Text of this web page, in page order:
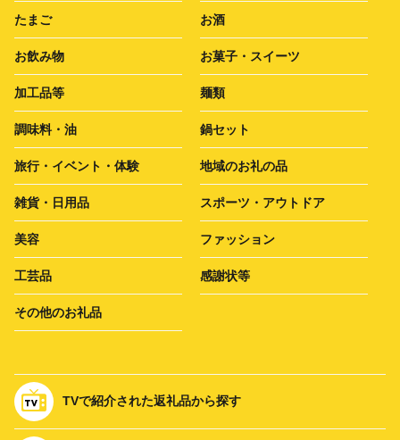
たまご お酒
お飲み物 お菓子・スイーツ
加工品等 麺類
調味料・油 鍋セット
旅行・イベント・体験 地域のお礼の品
雑貨・日用品 スポーツ・アウトドア
美容 ファッション
工芸品 感謝状等
その他のお礼品
TVで紹介された返礼品から探す